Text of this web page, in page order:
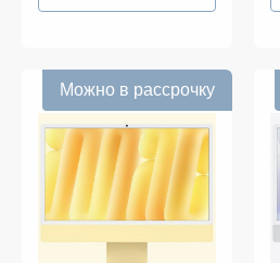
Apple
IMac
24
(2024)
Apple
iMac
24
Retina
4,5K
Можно в рассрочку